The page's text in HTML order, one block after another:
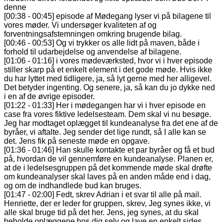
denne
[00:38 - 00:45] episode af Mødegang lyser vi på bilagene til
vores møder. Vi undersøger kvaliteten af og
forventningsafstemningen omkring brugende bilag.
[00:46 - 00:53] Og vi trykker os alle lidt på maven, både i
forhold til udarbejdelse og anvendelse af bilagene.
[01:06 - 01:16] i vores mødeværksted, hvor vi i hver episode
stiller skarp på et enkelt element i det gode møde. Hvis ikke
du har lyttet med tidligere, ja, så lyt gerne med her alligevel.
Det betyder ingenting. Og senere, ja, så kan du jo dykke ned
i en af de øvrige episoder.
[01:22 - 01:33] Her i mødegangen har vi i hver episode en
case fra vores fiktive ledelsesteam. Dem skal vi nu besøge.
Jeg har modtaget oplægget til kundeanalyse fra det ene af de
byråer, vi aftalte. Jeg sender det lige rundt, så I alle kan se
det. Jens fik på seneste møde en opgave.
[01:36 - 01:46] Han skulle kontakte et par byråer og få et bud
på, hvordan de vil gennemføre en kundeanalyse. Planen er,
at de i ledelsesgruppen på det kommende møde skal drøfte
om kundeanalyser skal laves på en anden måde end i dag,
og om de indhandlede bud kan bruges.
[01:47 - 02:00] Fedt, skrev Adrian i et svar til alle på mail.
Henriette, der er leder for gruppen, skrev, Jeg synes ikke, vi
alle skal bruge tid på det her. Jens, jeg synes, at du skal